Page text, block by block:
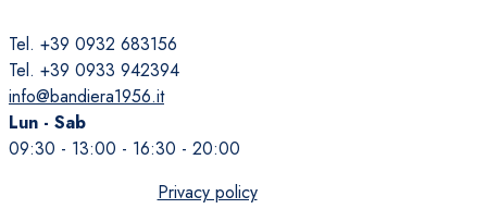
Tel. +39 0932 683156
Tel. +39 0933 942394
info@bandiera1956.it
Lun - Sab
09:30 - 13:00 - 16:30 - 20:00
Privacy policy